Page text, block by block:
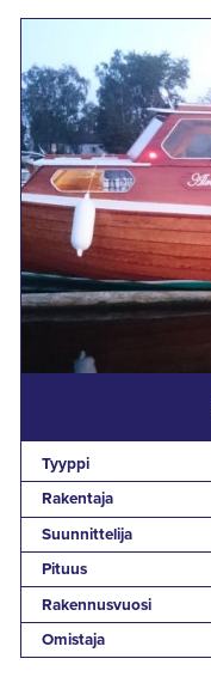
Tyyppi
Rakentaja
Suunnittelija
Pituus
Rakennusvuosi
Omistaja